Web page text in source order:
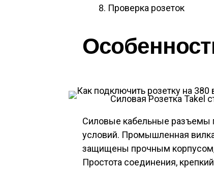
Проверка розеток
Силовая Розетка Takel
Силовые кабельные разъемы
условий. Промышленная
защищены прочным
Простота соединения,